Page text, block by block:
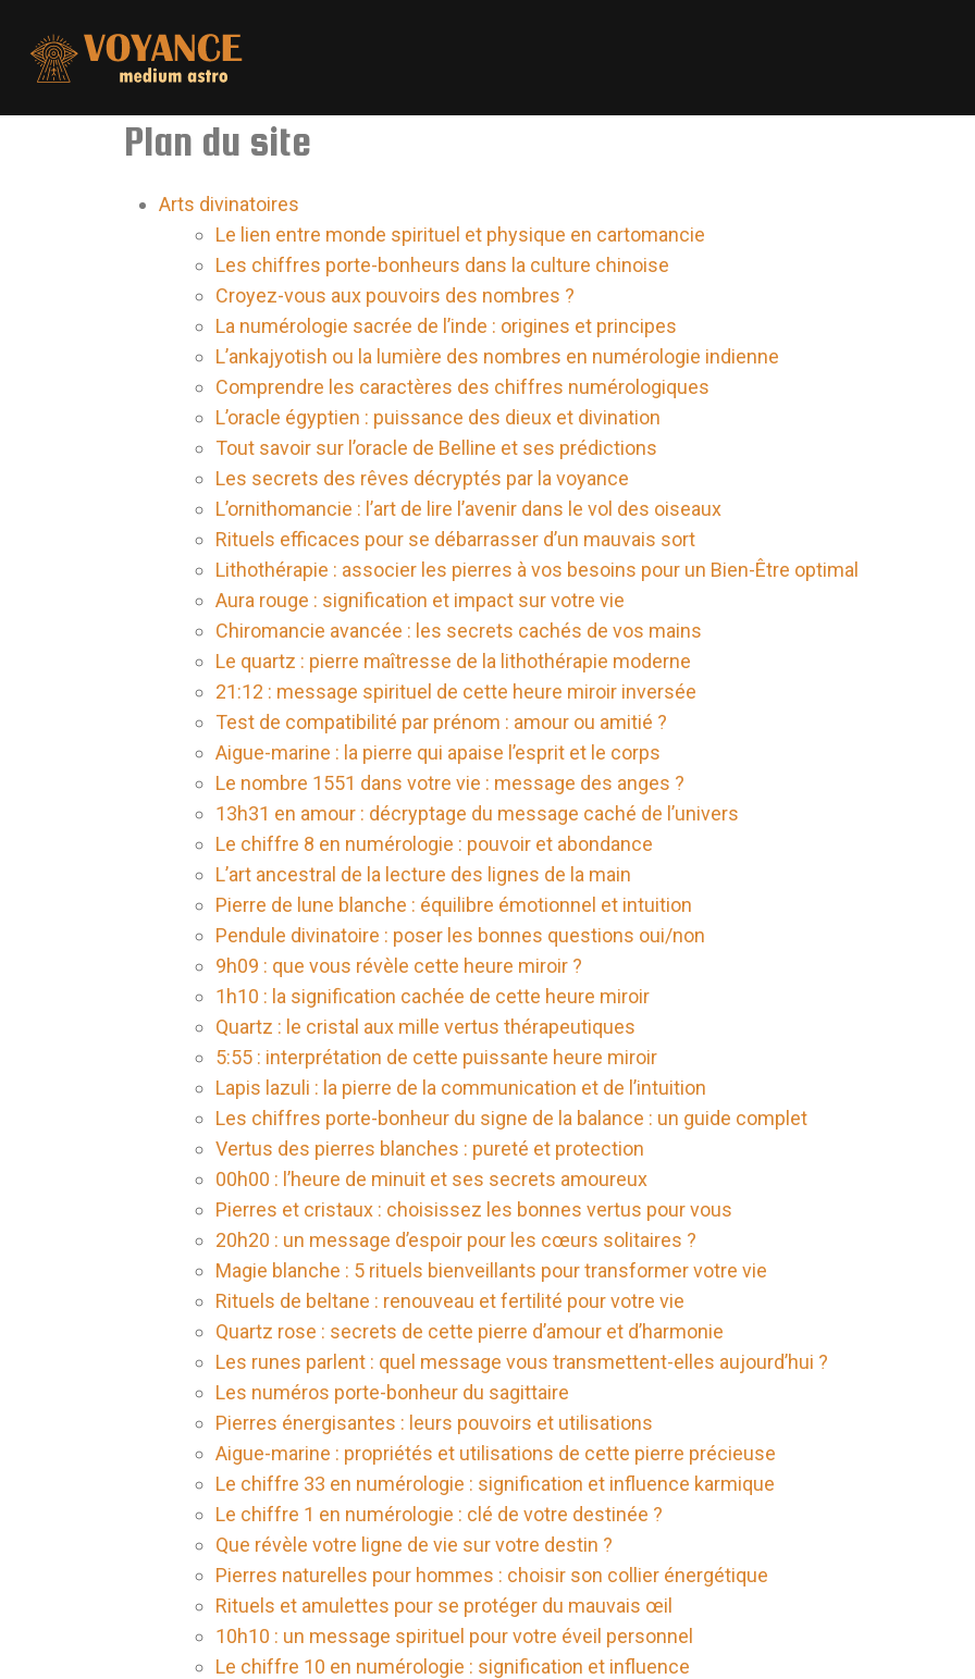
Plan du site
Arts divinatoires
Le lien entre monde spirituel et physique en cartomancie
Les chiffres porte-bonheurs dans la culture chinoise
Croyez-vous aux pouvoirs des nombres ?
La numérologie sacrée de l’inde : origines et principes
L’ankajyotish ou la lumière des nombres en numérologie indienne
Comprendre les caractères des chiffres numérologiques
L’oracle égyptien : puissance des dieux et divination
Tout savoir sur l’oracle de Belline et ses prédictions
Les secrets des rêves décryptés par la voyance
L’ornithomancie : l’art de lire l’avenir dans le vol des oiseaux
Rituels efficaces pour se débarrasser d’un mauvais sort
Lithothérapie : associer les pierres à vos besoins pour un Bien-Être optimal
Aura rouge : signification et impact sur votre vie
Chiromancie avancée : les secrets cachés de vos mains
Le quartz : pierre maîtresse de la lithothérapie moderne
21:12 : message spirituel de cette heure miroir inversée
Test de compatibilité par prénom : amour ou amitié ?
Aigue-marine : la pierre qui apaise l’esprit et le corps
Le nombre 1551 dans votre vie : message des anges ?
13h31 en amour : décryptage du message caché de l’univers
Le chiffre 8 en numérologie : pouvoir et abondance
L’art ancestral de la lecture des lignes de la main
Pierre de lune blanche : équilibre émotionnel et intuition
Pendule divinatoire : poser les bonnes questions oui/non
9h09 : que vous révèle cette heure miroir ?
1h10 : la signification cachée de cette heure miroir
Quartz : le cristal aux mille vertus thérapeutiques
5:55 : interprétation de cette puissante heure miroir
Lapis lazuli : la pierre de la communication et de l’intuition
Les chiffres porte-bonheur du signe de la balance : un guide complet
Vertus des pierres blanches : pureté et protection
00h00 : l’heure de minuit et ses secrets amoureux
Pierres et cristaux : choisissez les bonnes vertus pour vous
20h20 : un message d’espoir pour les cœurs solitaires ?
Magie blanche : 5 rituels bienveillants pour transformer votre vie
Rituels de beltane : renouveau et fertilité pour votre vie
Quartz rose : secrets de cette pierre d’amour et d’harmonie
Les runes parlent : quel message vous transmettent-elles aujourd’hui ?
Les numéros porte-bonheur du sagittaire
Pierres énergisantes : leurs pouvoirs et utilisations
Aigue-marine : propriétés et utilisations de cette pierre précieuse
Le chiffre 33 en numérologie : signification et influence karmique
Le chiffre 1 en numérologie : clé de votre destinée ?
Que révèle votre ligne de vie sur votre destin ?
Pierres naturelles pour hommes : choisir son collier énergétique
Rituels et amulettes pour se protéger du mauvais œil
10h10 : un message spirituel pour votre éveil personnel
Le chiffre 10 en numérologie : signification et influence